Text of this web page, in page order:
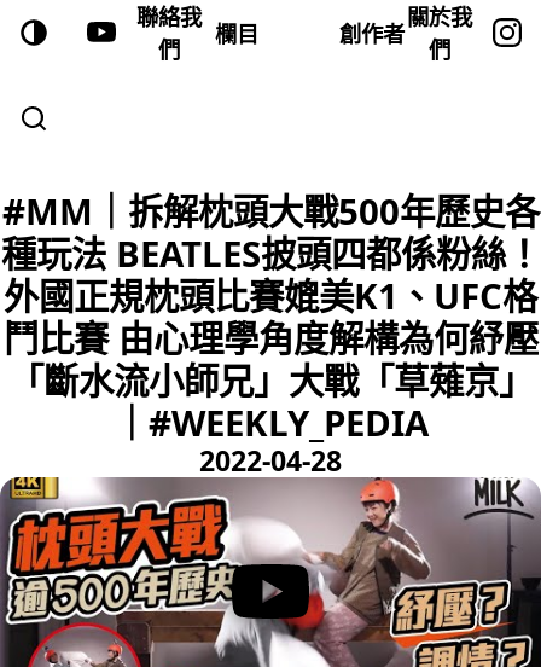
聯絡我
們
欄目 創作者
關於我
們
#MM｜拆解枕頭大戰500年歷史各
種玩法 BEATLES披頭四都係粉絲！
外國正規枕頭比賽媲美K1、UFC格
鬥比賽 由心理學角度解構為何紓壓
「斷水流小師兄」大戰「草薙京」
｜#WEEKLY_PEDIA
2022-04-28